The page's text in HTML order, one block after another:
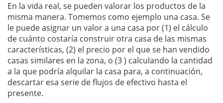
En la vida real, se pueden valorar los productos de la
misma manera. Tomemos como ejemplo una casa. Se
le puede asignar un valor a una casa por (1) el cálculo
de cuánto costaría construir otra casa de las mismas
características, (2) el precio por el que se han vendido
casas similares en la zona, o (3 ) calculando la cantidad
a la que podría alquilar la casa para, a continuación,
descartar esa serie de flujos de efectivo hasta el
presente.